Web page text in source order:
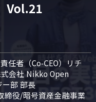
Vol.21
任者（Co-CEO）リチ
会社 Nikko Open
部 部長
役/暗号資産金融事業